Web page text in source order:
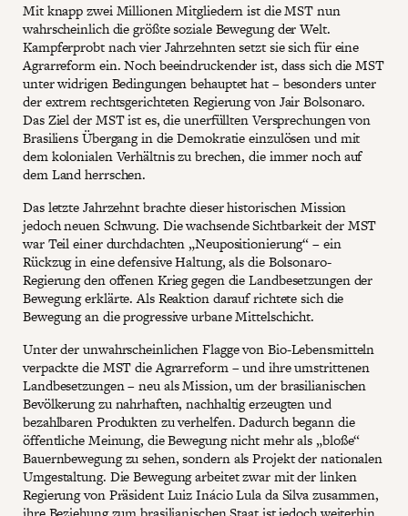
Mit knapp zwei Millionen Mitgliedern ist die MST nun
wahrscheinlich die größte soziale Bewegung der Welt.
Kampferprobt nach vier Jahrzehnten setzt sie sich für eine
Agrarreform ein. Noch beeindruckender ist, dass sich die MST
unter widrigen Bedingungen behauptet hat – besonders unter
der extrem rechtsgerichteten Regierung von Jair Bolsonaro.
Das Ziel der MST ist es, die unerfüllten Versprechungen von
Brasiliens Übergang in die Demokratie einzulösen und mit
dem kolonialen Verhältnis zu brechen, die immer noch auf
dem Land herrschen.
Das letzte Jahrzehnt brachte dieser historischen Mission
jedoch neuen Schwung. Die wachsende Sichtbarkeit der MST
war Teil einer durchdachten „Neupositionierung“ – ein
Rückzug in eine defensive Haltung, als die Bolsonaro-
Regierung den offenen Krieg gegen die Landbesetzungen der
Bewegung erklärte. Als Reaktion darauf richtete sich die
Bewegung an die progressive urbane Mittelschicht.
Unter der unwahrscheinlichen Flagge von Bio-Lebensmitteln
verpackte die MST die Agrarreform – und ihre umstrittenen
Landbesetzungen – neu als Mission, um der brasilianischen
Bevölkerung zu nahrhaften, nachhaltig erzeugten und
bezahlbaren Produkten zu verhelfen. Dadurch begann die
öffentliche Meinung, die Bewegung nicht mehr als „bloße“
Bauernbewegung zu sehen, sondern als Projekt der nationalen
Umgestaltung. Die Bewegung arbeitet zwar mit der linken
Regierung von Präsident Luiz Inácio Lula da Silva zusammen,